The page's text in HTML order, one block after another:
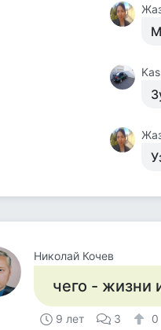
Николай Кочев
чего - жизни
9 лет 3 0